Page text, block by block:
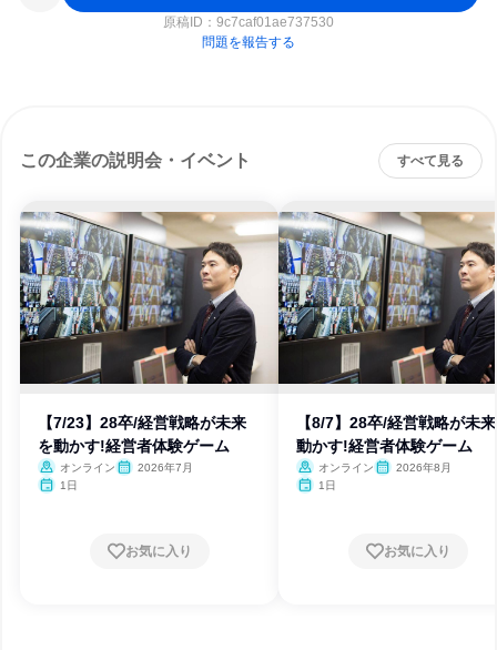
原稿ID： 9c7caf01ae737530
問題を報告する
この企業の説明会・イベント すべて見る
【7/23】28卒/経営戦略が未来
を動かす!経営者体験ゲーム
オンライン
2026年7月
1日
お気に入り
【8/7】28卒/経営戦略が未
動かす!経営者体験ゲーム
オンライン
2026年8月
1日
お気に入り